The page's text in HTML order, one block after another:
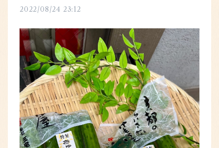
2022/08/24 23:12